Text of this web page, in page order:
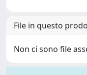
File in questo
Non ci sono file